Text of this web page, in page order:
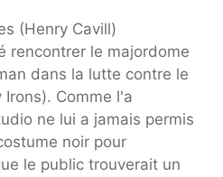
(Henry Cavill)
rencontrer le majordome
dans la lutte contre le
Comme l'a
ne lui a jamais permis
noir pour
le public trouverait un